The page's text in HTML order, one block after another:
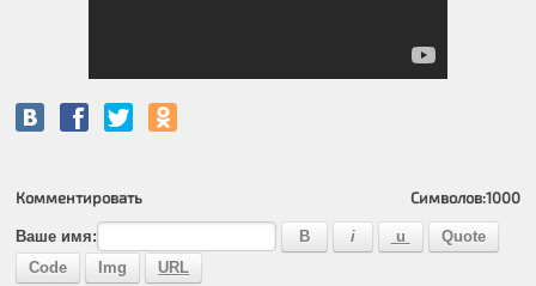
Комментировать Символов:1000
Ваше имя: